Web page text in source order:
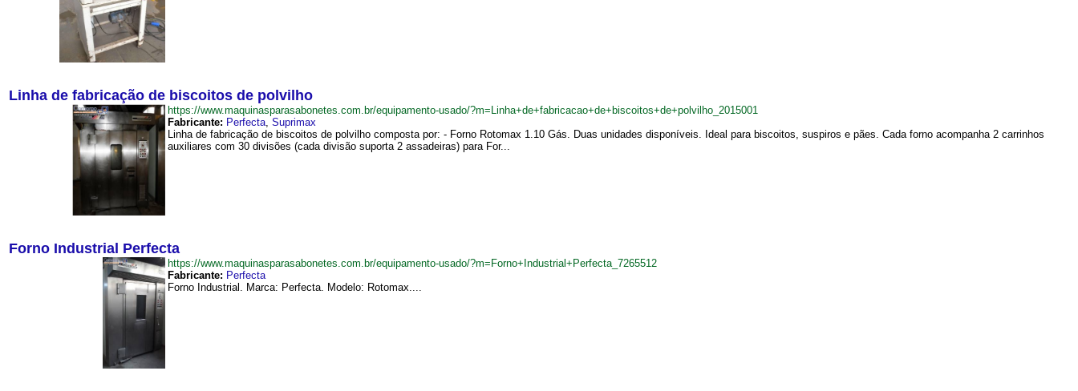
Linha de fabricação de biscoitos de polvilho
https://www.maquinasparasabonetes.com.br/equipamento-usado/?m=Linha+de+fabricacao+de+biscoitos+de+polvilho_2015001
Fabricante: Perfecta, Suprimax
Linha de fabricação de biscoitos de polvilho composta por: - Forno Rotomax 1.10 Gás. Duas unidades disponíveis. Ideal para biscoitos, suspiros e pães. Cada forno acompanha 2 carrinhos
auxiliares com 30 divisões (cada divisão suporta 2 assadeiras) para For...
Forno Industrial Perfecta
https://www.maquinasparasabonetes.com.br/equipamento-usado/?m=Forno+Industrial+Perfecta_7265512
Fabricante: Perfecta
Forno Industrial. Marca: Perfecta. Modelo: Rotomax....